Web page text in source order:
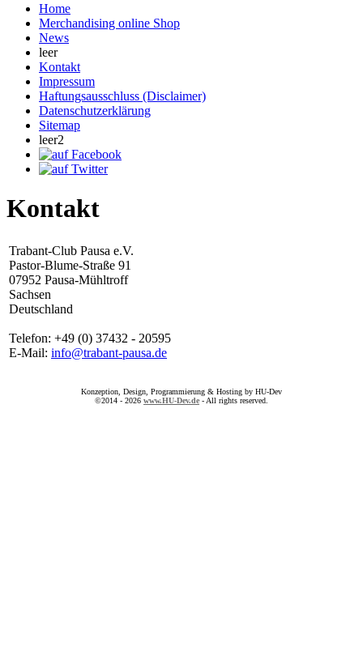
Home
Merchandising online Shop
News
leer
Kontakt
Impressum
Haftungsausschluss (Disclaimer)
Datenschutzerklärung
Sitemap
leer2
Kontakt
Trabant-Club Pausa e.V.
Pastor-Blume-Straße 91
07952 Pausa-Mühltroff
Sachsen
Deutschland
Telefon: +49 (0) 37432 - 20595
E-Mail: info@trabant-pausa.de
Konzeption, Design, Programmierung & Hosting by HU-Dev
©2014 - 2026 www.HU-Dev.de - All rights reserved.